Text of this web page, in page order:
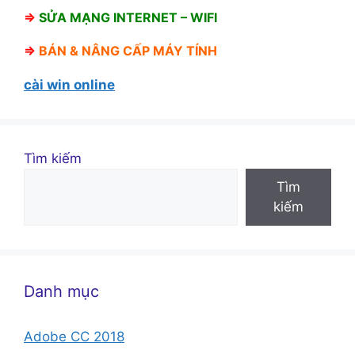
⇒ SỬA MẠNG INTERNET – WIFI
⇒ BÁN & NÂNG CẤP MÁY TÍNH
cài win online
Tìm kiếm
Tìm
kiếm
Danh mục
Adobe CC 2018